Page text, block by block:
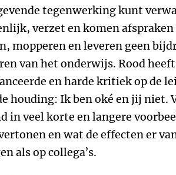
tegenwerking kunt
verzet en komen afspraken
mopperen en leveren geen
van het onderwijs. Rood
en harde kritiek op de
houding: Ik ben oké en jij niet.
in veel korte en langere
en wat de effecten er
als op collega’s.